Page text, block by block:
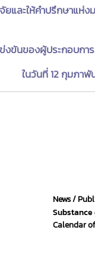
ยและให้คำปรึกษาแห่
งขันของผู้ประกอบกา
ในวันที่ 12 กุมภา
News /
Calendar